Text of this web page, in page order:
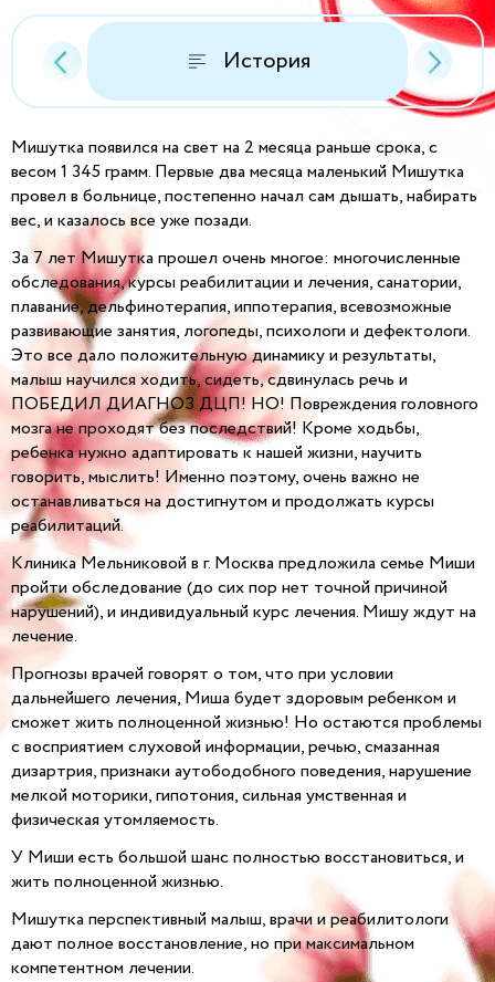
История
Мишутка появился на свет на 2 месяца раньше срока, с
весом 1 345 грамм. Первые два месяца маленький Мишутка
провел в больнице, постепенно начал сам дышать, набирать
вес, и казалось все уже позади.
За 7 лет Мишутка прошел очень многое: многочисленные
обследования, курсы реабилитации и лечения, санатории,
плавание, дельфинотерапия, иппотерапия, всевозможные
развивающие занятия, логопеды, психологи и дефектологи.
Это все дало положительную динамику и результаты,
малыш научился ходить, сидеть, сдвинулась речь и
ПОБЕДИЛ ДИАГНОЗ ДЦП! НО! Повреждения головного
мозга не проходят без последствий! Кроме ходьбы,
ребенка нужно адаптировать к нашей жизни, научить
говорить, мыслить! Именно поэтому, очень важно не
останавливаться на достигнутом и продолжать курсы
реабилитаций.
Клиника Мельниковой в г. Москва предложила семье Миши
пройти обследование (до сих пор нет точной причиной
нарушений), и индивидуальный курс лечения. Мишу ждут на
лечение.
Прогнозы врачей говорят о том, что при условии
дальнейшего лечения, Миша будет здоровым ребенком и
сможет жить полноценной жизнью! Но остаются проблемы
с восприятием слуховой информации, речью, смазанная
дизартрия, признаки аутободобного поведения, нарушение
мелкой моторики, гипотония, сильная умственная и
физическая утомляемость.
У Миши есть большой шанс полностью восстановиться, и
жить полноценной жизнью.
Мишутка перспективный малыш, врачи и реабилитологи
дают полное восстановление, но при максимальном
компетентном лечении.